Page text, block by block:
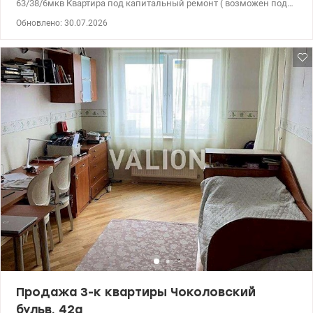
63/38/6мкв Квартира под капитальный ремонт ( возможен под
бомбоубежище. В наличии, разрешение на вывод лоджии
(строительство), выдано в 2006 году. цена 90000 у.е +38095 233 13
13 Инна valion.ua/1139929
Обновлено: 30.07.2026
Продажа 3-к квартиры Чоколовский
бульв. 42а